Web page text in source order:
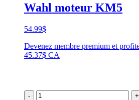
Wahl moteur KM5
54.99$
Devenez membre premium et
45.37$ CA
- +